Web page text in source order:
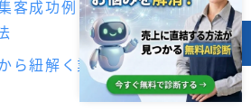
客成功例：顧客の心をつかん
ら紐解く業界分析：歯科クリ
目次